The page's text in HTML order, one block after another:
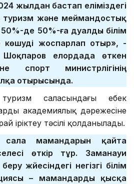
жылдан бастап еліміздегі
туризм және меймандостық
50%-де 50%-ға дуалды білім
көшуді жоспарлап отыр», -
Шоқпаров елордада өткен
спорт министрлігінің
отырысында.
саласындағы еңбек
академиялық дәрежесіне
іріктеу тәсілі қолданылады.
сала мамандарын қайта
өткір тұр. Заманауи
жүйесіндегі негізгі білім
– мамандарды қысқа